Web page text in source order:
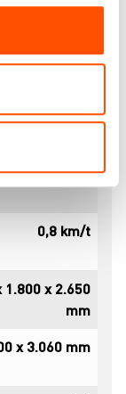
5,8 km/t
0,8 km/t
1.800 x 2.650
mm
x 3.060 mm